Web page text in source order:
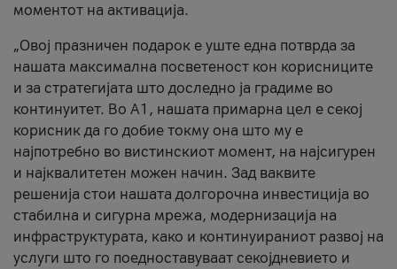
моментот на активација.
„Овој празничен подарок е уште една потврда за
нашата максимална посветеност кон корисниците
и за стратегијата што доследно ја градиме во
континуитет. Во А1, нашата примарна цел е секој
корисник да го добие токму она што му е
најпотребно во вистинскиот момент, на најсигурен
и најквалитетен можен начин. Зад ваквите
решенија стои нашата долгорочна инвестиција во
стабилна и сигурна мрежа, модернизација на
инфраструктурата, како и континуираниот развој на
услуги што го поедноставуваат секојдневието и